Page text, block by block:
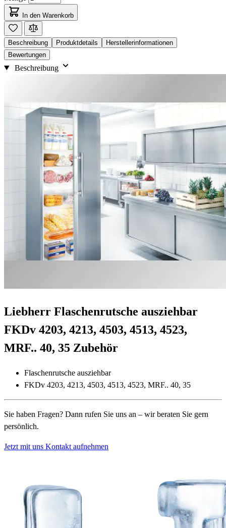
In den Warenkorb
Beschreibung Produktdetails
Herstellerinformationen
Bewertungen
Beschreibung
Liebherr Flaschenrutsche ausziehbar
FKDv 4203, 4213, 4503, 4513, 4523,
MRF.. 40, 35 Zubehör
Flaschenrutsche ausziehbar
FKDv 4203, 4213, 4503, 4513, 4523, MRF.. 40, 35
Sie haben Fragen? Dann rufen Sie uns an – wir beraten Sie gern
persönlich.
Jetzt mit uns Kontakt aufnehmen